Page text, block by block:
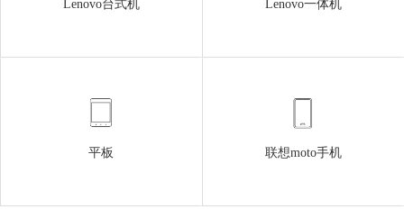
Lenovo台式机 Lenovo一体机
平板 联想moto手机